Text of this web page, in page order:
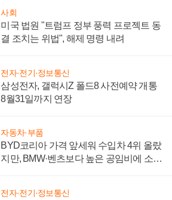
사회
미국 법원 "트럼프 정부 풍력 프로젝트 동
결 조치는 위법", 해제 명령 내려
전자·전기·정보통신
삼성전자, 갤럭시Z 폴드8 사전예약 개통
8월31일까지 연장
자동차·부품
BYD코리아 가격 앞세워 수입차 4위 올랐
지만, BMW·벤츠보다 높은 공임비에 소비
전자·전기·정보통신